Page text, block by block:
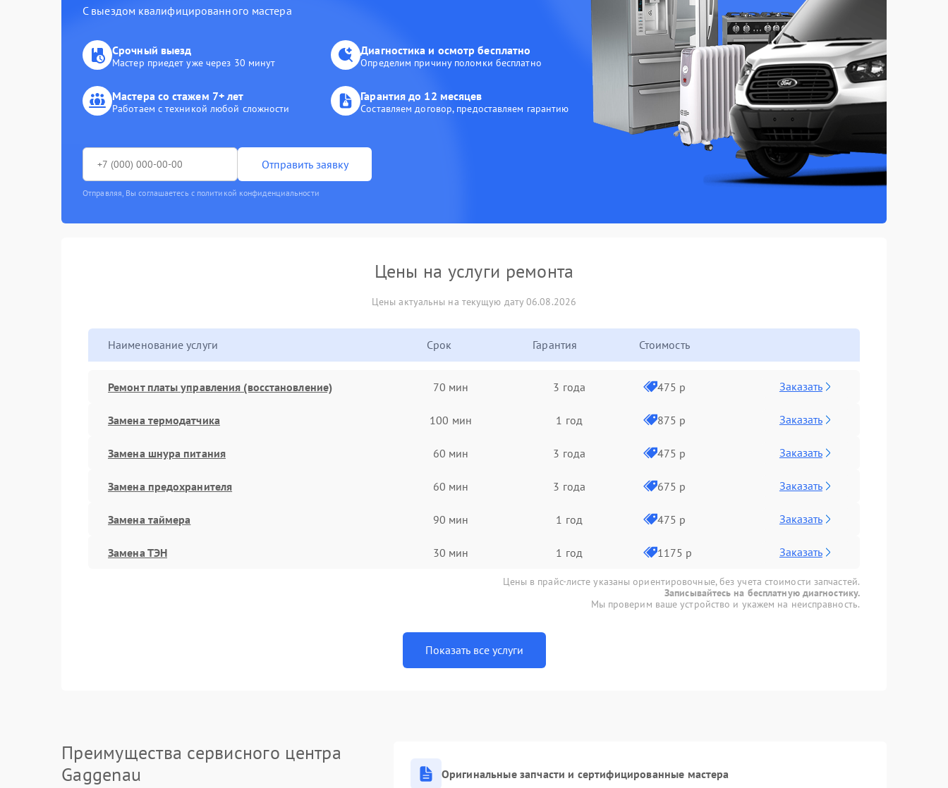
С выездом квалифицированного мастера
Срочный выезд
Мастер приедет уже через 30 минут
Диагностика и осмотр бесплатно
Определим причину поломки бесплатно
Мастера со стажем 7+ лет
Работаем с техникой любой сложности
Гарантия до 12 месяцев
Составляем договор, предоставляем гарантию
Отправить заявку
Отправляя, Вы соглашаетесь с политикой конфиденциальности
Цены на услуги ремонта
Цены актуальны на текущую дату 06.08.2026
Наименование услуги Срок Гарантия Стоимость
Ремонт платы управления (восстановление) 70 мин 3 года 475 р Заказать
Замена термодатчика 100 мин 1 год 875 р Заказать
Замена шнура питания 60 мин 3 года 475 р Заказать
Замена предохранителя 60 мин 3 года 675 р Заказать
Замена таймера 90 мин 1 год 475 р Заказать
Замена ТЭН 30 мин 1 год 1175 р Заказать
Цены в прайс-листе указаны ориентировочные, без учета стоимости запчастей.
Записывайтесь на бесплатную диагностику.
Мы проверим ваше устройство и укажем на неисправность.
Показать все услуги
Преимущества сервисного центра
Gaggenau
Оригинальные запчасти и сертифицированные мастера